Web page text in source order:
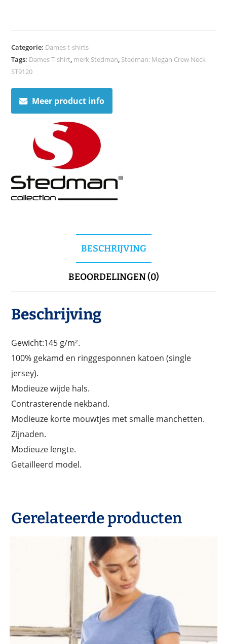
Categorie: Dames t-shirts
Tags: Dames T-shirt, merk Stedman, Stedman: Megan Crew Neck
ST9120
Meer product info
BESCHRIJVING
BEOORDELINGEN (0)
Beschrijving
Gewicht:145 g/m².
100% gekamd en ringgesponnen katoen (single
jersey).
Modieuze wijde hals.
Contrasterende nekband.
Modieuze korte mouwtjes met smalle manchetten.
Zijnaden.
Modieuze lengte.
Getailleerd model.
Gerelateerde producten